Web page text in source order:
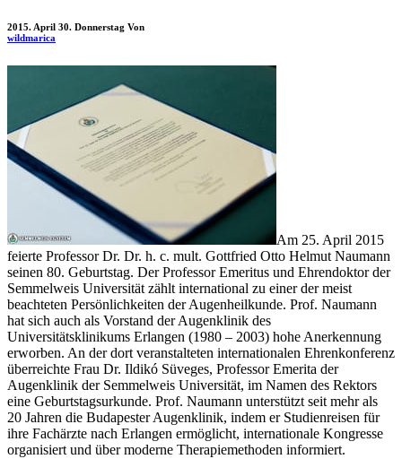
2015. April 30. Donnerstag Von
wildmarica
Am 25. April 2015
feierte Professor Dr. Dr. h. c. mult. Gottfried Otto Helmut Naumann
seinen 80. Geburtstag. Der Professor Emeritus und Ehrendoktor der
Semmelweis Universität zählt international zu einer der meist
beachteten Persönlichkeiten der Augenheilkunde. Prof. Naumann
hat sich auch als Vorstand der Augenklinik des
Universitätsklinikums Erlangen (1980 – 2003) hohe Anerkennung
erworben. An der dort veranstalteten internationalen Ehrenkonferenz
überreichte Frau Dr. Ildikó Süveges, Professor Emerita der
Augenklinik der Semmelweis Universität, im Namen des Rektors
eine Geburtstagsurkunde. Prof. Naumann unterstützt seit mehr als
20 Jahren die Budapester Augenklinik, indem er Studienreisen für
ihre Fachärzte nach Erlangen ermöglicht, internationale Kongresse
organisiert und über moderne Therapiemethoden informiert.